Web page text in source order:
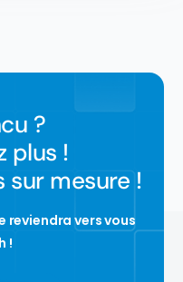
?
plus !
sur mesure !
reviendra vers vous
!